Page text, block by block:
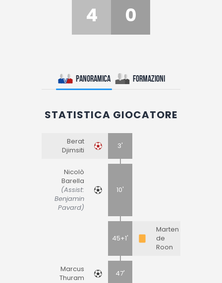
4 0
Panoramica Formazioni
STATISTICA GIOCATORE
Berat
Djimsiti
3'
Nicolò
Barella
(Assist:
Benjamin
Pavard)
10'
45+1'
Marten
de
Roon
Marcus
Thuram
47'